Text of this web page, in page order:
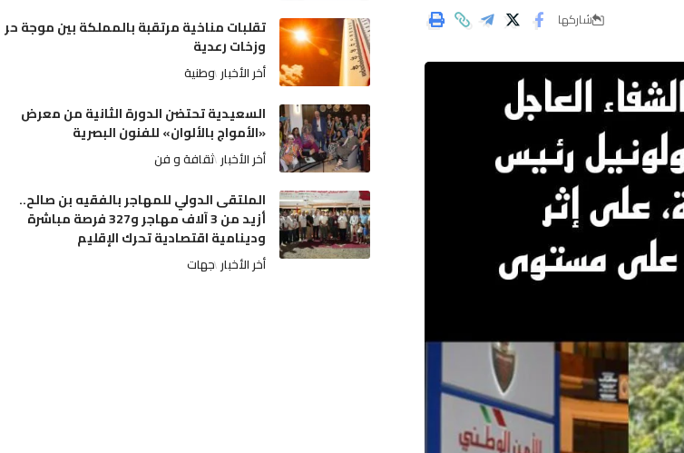
شاركها
تقلبات مناخية مرتقبة بالمملكة بين موجة حر
وزخات رعدية
أخر الأخبار وطنية
السعيدية تحتضن الدورة الثانية من معرض
«الأمواج بالألوان» للفنون البصرية
أخر الأخبار ثقافة و فن
الملتقى الدولي للمهاجر بالفقيه بن صالح..
أزيد من 3 آلاف مهاجر و327 فرصة مباشرة
ودينامية اقتصادية تحرك الإقليم
أخر الأخبار جهات